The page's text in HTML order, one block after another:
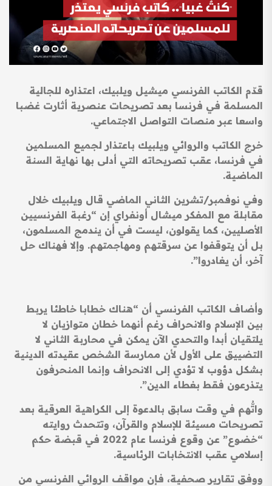
قدّم الكاتب الفرنسي ميشيل ويلبيك، اعتذاره للجالية
المسلمة في فرنسا بعد تصريحات عنصرية أثارت غضبا
واسعا عبر منصات التواصل الاجتماعي.
خرج الكاتب والروائي ويلبيك باعتذار لجميع المسلمين
في فرنسا، عقب تصريحاته التي أدلى بها نهاية السنة
الماضية.
وفي نوفمبر/تشرين الثاني الماضي قال ويلبيك خلال
مقابلة مع المفكر ميشال أونفراي إن “رغبة الفرنسيين
الأصليين، كما يقولون، ليست في أن يندمج المسلمون،
بل أن يتوقفوا عن سرقتهم ومهاجمتهم. وإلا فهناك حل
آخر، أن يغادروا”.
وأضاف الكاتب الفرنسي أن “هناك خطابا خاطئا يربط
بين الإسلام والانحراف رغم أنهما خطان متوازيان لا
يلتقيان أبدا والتحدي الآن يمكن في محاربة الثاني لا
التضييق على الأول لأن ممارسة الشخص عقيدته الدينية
بشكل دؤوب لا تؤدي إلى الانحراف وإنما المنحرفون
يتذرعون فقط بغطاء الدين”.
واتُّهم في وقت سابق بالدعوة إلى الكراهية العرقية بعد
تصريحات مسيئة للإسلام والقرآن، وتتحدث روايته
“خضوع” عن وقوع فرنسا عام 2022 في قبضة حكم
إسلامي عقب الانتخابات الرئاسية.
ووفق تقارير صحفية، فإن مواقف الروائي الفرنسي من